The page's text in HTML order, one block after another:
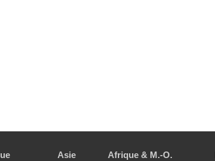
Asie
Afrique & M.-O.